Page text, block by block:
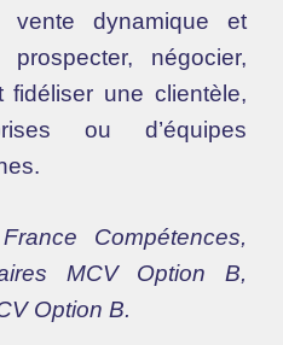
vente dynamique et
négocier,
une clientèle,
ou d’équipes
Compétences,
MCV Option B,
Option B.